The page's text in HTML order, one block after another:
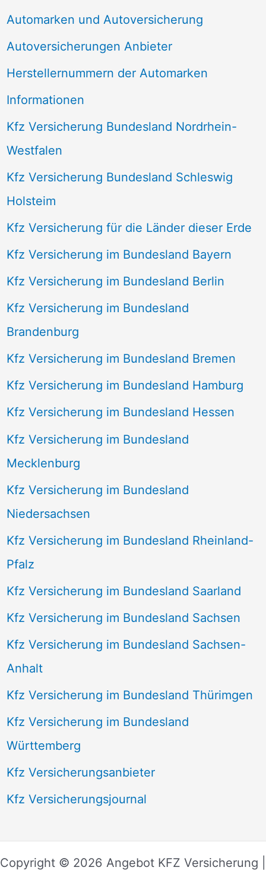
Automarken und Autoversicherung
Autoversicherungen Anbieter
Herstellernummern der Automarken
Informationen
Kfz Versicherung Bundesland Nordrhein-
Westfalen
Kfz Versicherung Bundesland Schleswig
Holsteim
Kfz Versicherung für die Länder dieser Erde
Kfz Versicherung im Bundesland Bayern
Kfz Versicherung im Bundesland Berlin
Kfz Versicherung im Bundesland
Brandenburg
Kfz Versicherung im Bundesland Bremen
Kfz Versicherung im Bundesland Hamburg
Kfz Versicherung im Bundesland Hessen
Kfz Versicherung im Bundesland
Mecklenburg
Kfz Versicherung im Bundesland
Niedersachsen
Kfz Versicherung im Bundesland Rheinland-
Pfalz
Kfz Versicherung im Bundesland Saarland
Kfz Versicherung im Bundesland Sachsen
Kfz Versicherung im Bundesland Sachsen-
Anhalt
Kfz Versicherung im Bundesland Thürimgen
Kfz Versicherung im Bundesland
Württemberg
Kfz Versicherungsanbieter
Kfz Versicherungsjournal
Copyright © 2026 Angebot KFZ Versicherung |